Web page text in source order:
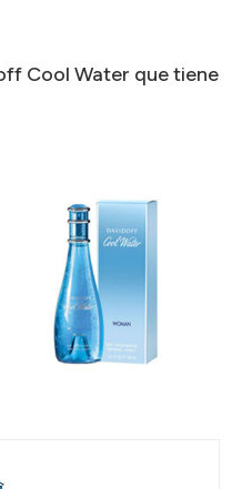
Cool Water que tiene